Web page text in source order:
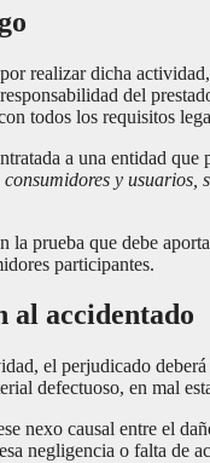
realizar dicha
del
todos los requisitos
a una entidad
y
prueba que debe
participantes.
al accidentado
el perjudicado
defectuoso, en mal
nexo causal entre el
negligencia o falta de